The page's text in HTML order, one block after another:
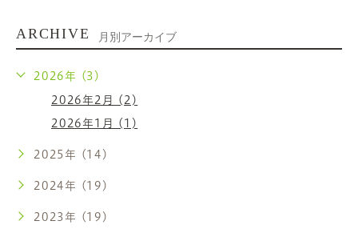
ARCHIVE 月別アーカイブ
2026年 (3)
2026年2月 (2)
2026年1月 (1)
2025年 (14)
2024年 (19)
2023年 (19)